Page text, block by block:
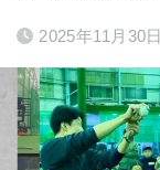
2025年11月30日